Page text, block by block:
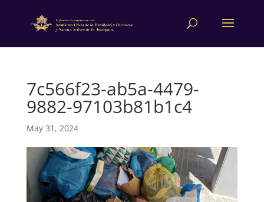
7c566f23-ab5a-4479-
9882-97103b81b1c4
May 31, 2024